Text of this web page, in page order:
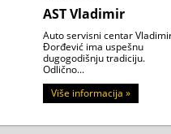
AST Vladimir
Auto servisni centar
Đorđević ima uspešnu
dugogodišnju tradiciju.
Odlično...
Više informacija »